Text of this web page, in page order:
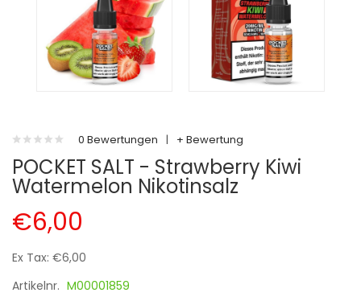
0 Bewertungen | + Bewertung
POCKET SALT - Strawberry Kiwi
Watermelon Nikotinsalz
€6,00
Ex Tax: €6,00
Artikelnr. M00001859